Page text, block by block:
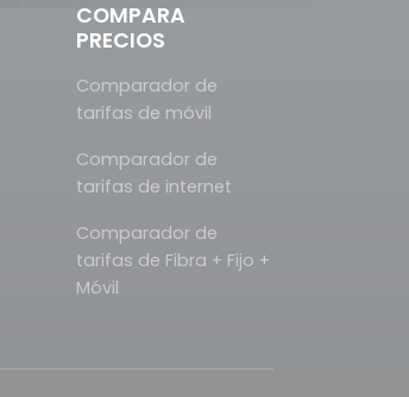
COMPARA
PRECIOS
Comparador de
tarifas de móvil
Comparador de
tarifas de internet
Comparador de
tarifas de Fibra + Fijo +
Móvil